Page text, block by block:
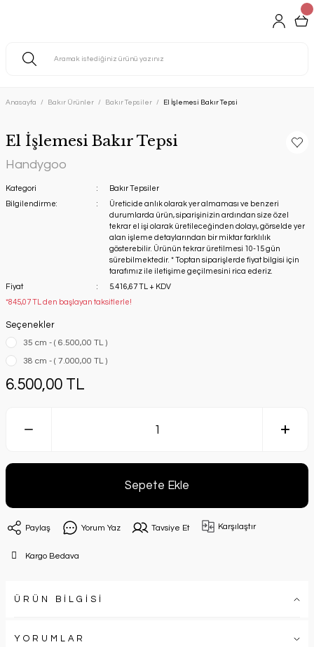
Anasayfa Bakır Ürünler Bakır Tepsiler El İşlemesi Bakır Tepsi
El İşlemesi Bakır Tepsi
Handygoo
Kategori
Bakır Tepsiler
Bilgilendirme:
Üreticide anlık olarak yer almaması ve benzeri
durumlarda ürün, siparişinizin ardından size özel
tekrar el işi olarak üretileceğinden dolayı, görselde yer
alan işleme detaylarından bir miktar farklılık
gösterebilir. Ürünün tekrar üretilmesi 10-15 gün
sürebilmektedir. * Toptan siparişlerde fiyat bilgisi için
tarafımız ile iletişime geçilmesini rica ederiz.
Fiyat
5.416,67 TL + KDV
*845,07 TL den başlayan taksitlerle!
Seçenekler
35 cm - ( 6.500,00 TL )
38 cm - ( 7.000,00 TL )
6.500,00 TL
Sepete Ekle
Paylaş Yorum Yaz Tavsiye Et Karşılaştır
Kargo Bedava
ÜRÜN BİLGİSİ
YORUMLAR